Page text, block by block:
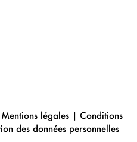
Mentions légales | Conditions
des données personnelles